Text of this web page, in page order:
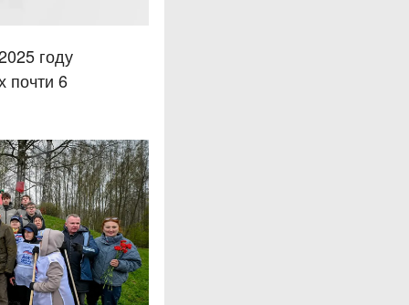
году
почти 6